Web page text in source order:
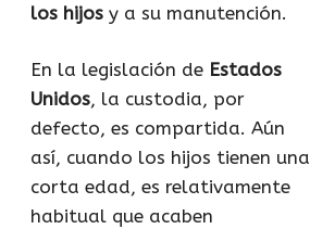
los hijos y a su manutención.
En la legislación de Estados
Unidos, la custodia, por
defecto, es compartida. Aún
así, cuando los hijos tienen una
corta edad, es relativamente
habitual que acaben